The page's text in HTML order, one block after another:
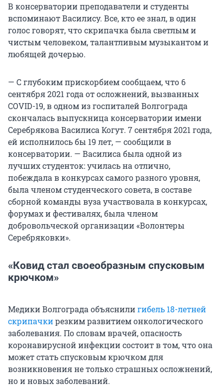
В консерватории преподаватели и студенты
вспоминают Василису. Все, кто ее знал, в один
голос говорят, что скрипачка была светлым и
чистым человеком, талантливым музыкантом и
любящей дочерью.
— С глубоким прискорбием сообщаем, что 6
сентября 2021 года от осложнений, вызванных
COVID-19, в одном из госпиталей Волгограда
скончалась выпускница консерватории имени
Серебрякова Василиса Когут. 7 сентября 2021 года,
ей исполнилось бы 19 лет, — сообщили в
консерватории. — Василиса была одной из
лучших студенток: училась на отлично,
побеждала в конкурсах самого разного уровня,
была членом cтуденческого совета, в составе
сборной команды вуза участвовала в конкурсах,
форумах и фестивалях, была членом
добровольческой организации «Волонтеры
Серебряковки».
«Ковид стал своеобразным спусковым
крючком»
Медики Волгограда объяснилигибель 18-летней
скрипачкирезким развитием онкологического
заболевания. По словам врачей, опасность
коронавирусной инфекции состоит в том, что она
может стать спусковым крючком для
возникновения не только страшных осложнений,
но и новых заболеваний.